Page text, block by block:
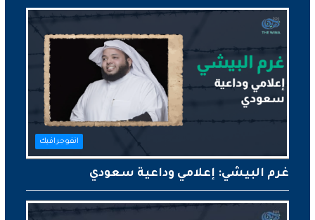
انفوجرافيك
غرم البيشي: إعلامي وداعية سعودي